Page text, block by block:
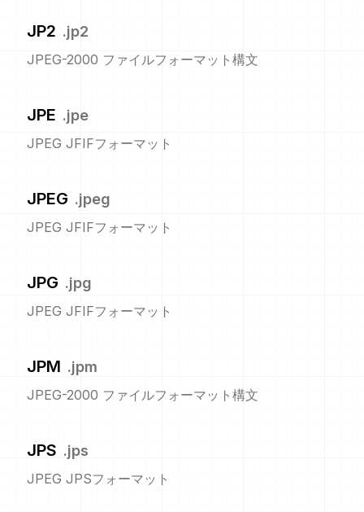
JP2 .jp2
JPEG-2000 ファイルフォーマット構文
JPE .jpe
JPEG JFIFフォーマット
JPEG .jpeg
JPEG JFIFフォーマット
JPG .jpg
JPEG JFIFフォーマット
JPM .jpm
JPEG-2000 ファイルフォーマット構文
JPS .jps
JPEG JPSフォーマット